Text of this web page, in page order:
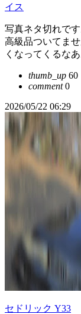
イス
写真ネタ切れで
高級品ついてま
くなってくるな
thumb_up 60
comment0
2026/05/22 06:29
セドリック Y33